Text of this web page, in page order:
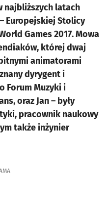
najbliższych latach
Europejskiej Stolicy
Games 2017. Mowa
której dwaj
animatorami
dyrygent i
Forum Muzyki i
oraz Jan – były
pracownik naukowy
także inżynier